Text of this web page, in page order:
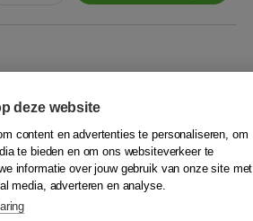
,Jan Schinkelshoek |Boom
kan worden geacht van een vrije
zou dan ook bij het volk in zijn
deze website
content en advertenties te personaliseren, om
te bieden en om ons websiteverkeer te
informatie over jouw gebruik van onze site met
media, adverteren en analyse.